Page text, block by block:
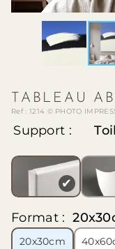
TABLEAU
Ref : 1214 © PHOTO
Support :
✔
Format :
20x30cm